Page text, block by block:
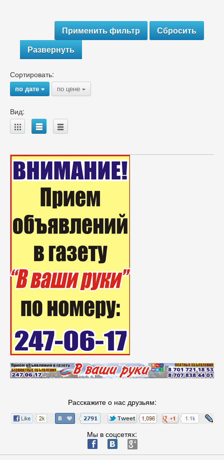
Развернуть
Сортировать:
по дате{ по цене {
Вид:
A B C
Расскажите о нас друзьям:
Мы в соцсетях:
ä æ è